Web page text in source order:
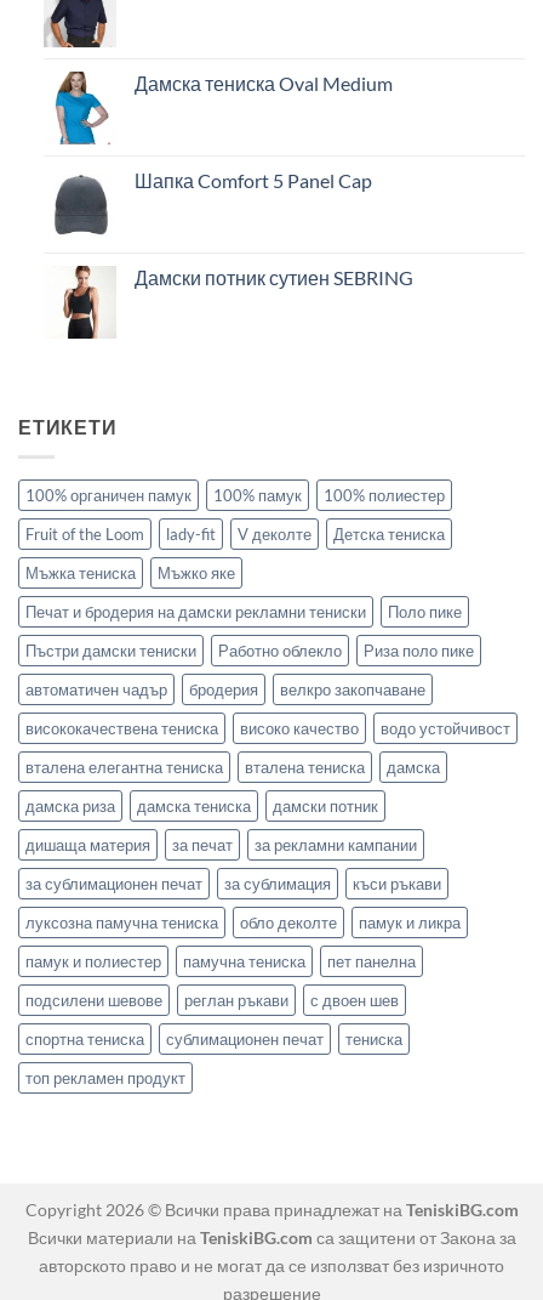
Дамска тениска Oval Medium
Шапка Comfort 5 Panel Cap
Дамски потник сутиен SEBRING
ЕТИКЕТИ
100% органичен памук 100% памук
100% полиестер
Fruit of the Loom
lady-fit V деколте
Детска тениска
Мъжка тениска
Мъжко яке
Печат и бродерия на дамски рекламни тениски
Поло пике
Пъстри дамски тениски
Работно облекло
Риза поло пике
автоматичен чадър
бродерия
велкро закопчаване
висококачествена тениска
високо качество
водо устойчивост
вталена елегантна тениска
вталена тениска
дамска
дамска риза
дамска тениска
дамски потник
дишаща материя
за печат
за рекламни кампании
за сублимационен печат
за сублимация
къси ръкави
луксозна памучна тениска
обло деколте
памук и ликра
памук и полиестер
памучна тениска
пет панелна
подсилени шевове
реглан ръкави
с двоен шев
спортна тениска
сублимационен печат
тениска
топ рекламен продукт
Copyright 2026 © Всички права принадлежат на TeniskiBG.com
Всички материали на TeniskiBG.com са защитени от Закона за
авторското право и не могат да се използват без изричното
разрешение